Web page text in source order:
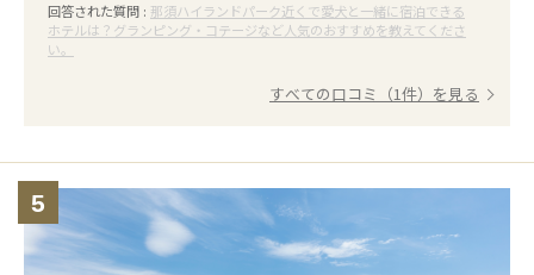
回答された質問 : 那須ハイランドパーク近くで愛犬と一緒に宿泊できる
ホテルは？グランピング・コテージなど人気のおすすめを教えてくださ
い。
すべての口コミ（1件）を見る
5